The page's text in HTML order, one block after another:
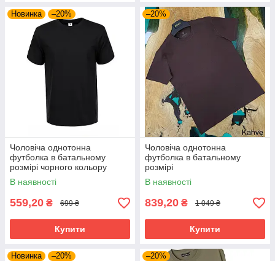
Новинка –20%
Чоловіча однотонна
футболка в батальному
розмірі чорного кольору
В наявності
559,20 ₴ 699 ₴
Купити
–20%
Чоловіча однотонна
футболка в батальному
розмірі
В наявності
839,20 ₴ 1 049 ₴
Купити
Новинка –20% –20%